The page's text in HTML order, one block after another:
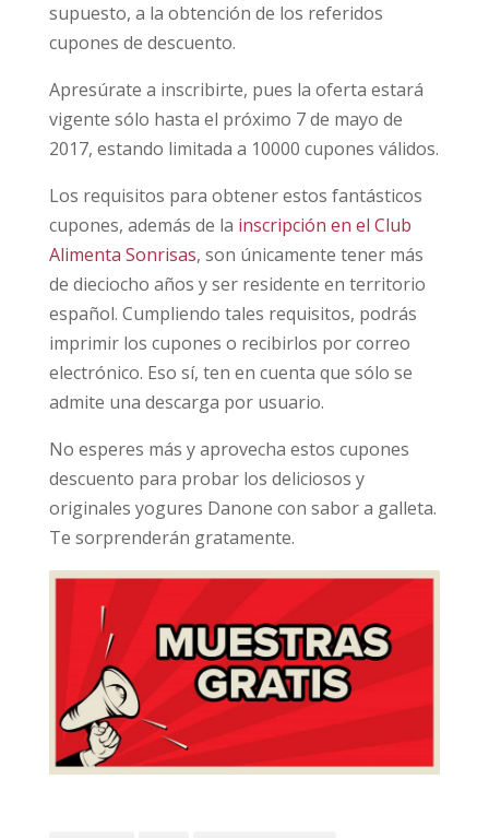
supuesto, a la obtención de los referidos
cupones de descuento.
Apresúrate a inscribirte, pues la oferta estará
vigente sólo hasta el próximo 7 de mayo de
2017, estando limitada a 10000 cupones válidos.
Los requisitos para obtener estos fantásticos
cupones, además de la inscripción en el Club
Alimenta Sonrisas, son únicamente tener más
de dieciocho años y ser residente en territorio
español. Cumpliendo tales requisitos, podrás
imprimir los cupones o recibirlos por correo
electrónico. Eso sí, ten en cuenta que sólo se
admite una descarga por usuario.
No esperes más y aprovecha estos cupones
descuento para probar los deliciosos y
originales yogures Danone con sabor a galleta.
Te sorprenderán gratamente.